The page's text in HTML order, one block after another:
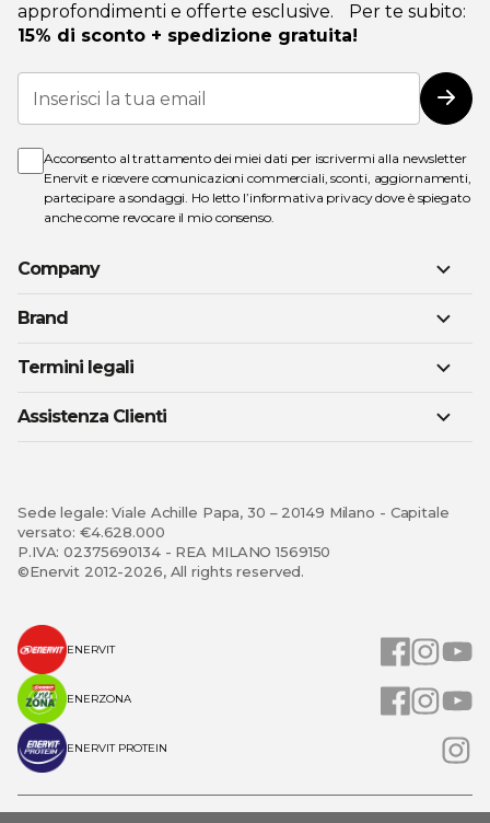
approfondimenti e offerte esclusive. Per te subito:
15% di sconto + spedizione gratuita!
Iscriviti
alla
nostra
Acconsento al trattamento dei miei dati per iscrivermi alla newsletter
Enervit e ricevere comunicazioni commerciali, sconti, aggiornamenti,
partecipare a sondaggi. Ho letto l’informativa privacydove è spiegato
anche come revocare il mio consenso.
Company
Brand
Termini legali
Assistenza Clienti
Sede legale: Viale Achille Papa, 30 – 20149 Milano - Capitale
versato: €4.628.000
P.IVA: 02375690134 - REA MILANO 1569150
©Enervit 2012-2026, All rights reserved.
ENERVIT
ENERZONA
ENERVIT PROTEIN